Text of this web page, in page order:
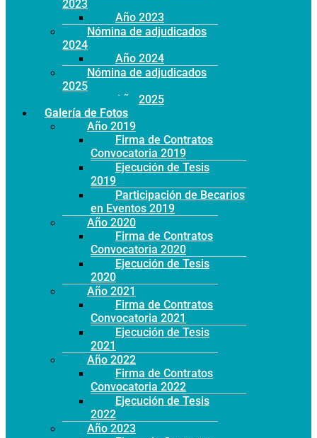
2023
Año 2023
Nómina de adjudicados
2024
Año 2024
Nómina de adjudicados
2025
Año 2025
Galería de Fotos
Año 2019
Firma de Contratos
Convocatoria 2019
Ejecución de Tesis
2019
Participación de Becarios
en Eventos 2019
Año 2020
Firma de Contratos
Convocatoria 2020
Ejecución de Tesis
2020
Año 2021
Firma de Contratos
Convocatoria 2021
Ejecución de Tesis
2021
Año 2022
Firma de Contratos
Convocatoria 2022
Ejecución de Tesis
2022
Año 2023